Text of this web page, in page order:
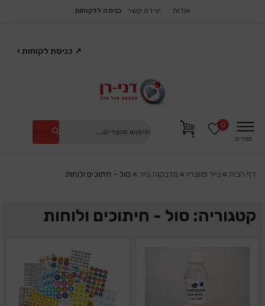
אודות יצירת קשר כניסה ללקוחות
↗ כניסת לקוחות ›
תפריט
0
דף הבית» נייר ומוצריו » מדבקות נייר» סול - חיתוכים ולוחות
קטגוריה: סול - חיתוכים ולוחות